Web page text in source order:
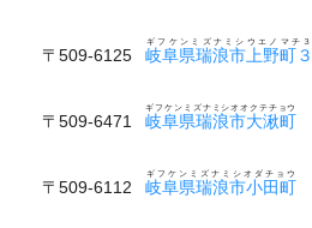
〒509-6125 岐阜県瑞浪市上野町３
ギフケンミズナミシウエノマチ３
〒509-6471 岐阜県瑞浪市大湫町
ギフケンミズナミシオオクテチョウ
〒509-6112 岐阜県瑞浪市小田町
ギフケンミズナミシオダチョウ